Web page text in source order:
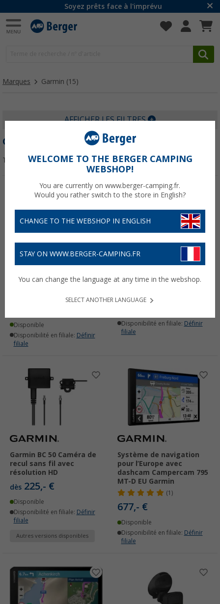
Soyez prêts face à l'imprévu
Marques Garmin (15)
AFFICHER LES FILTRES
GARMIN
Trier par :
Garmin BC40 support
cliquable à visser
Disponible
Disponibilité en filiale: Définir
filiale
Garmin BC50 câble
d'extension
69,99 €
Disponibilité en filiale: Définir
filiale
Garmin BC 50 Caméra de
recul sans fil avec
résolution HD
dès 225,- €
Disponible
Disponibilité en filiale: Définir
filiale
Autres versions disponibles
Système de navigation
pour l’Europe avec
dashcam Campercam 795
MT-D EU Garmin
(1)
677,- €
Disponible
Disponibilité en filiale: Définir
filiale
WELCOME TO THE BERGER CAMPING
WEBSHOP!
You are currently on www.berger-camping.fr.
Would you rather switch to the store in English?
CHANGE TO THE WEBSHOP IN ENGLISH
STAY ON WWW.BERGER-CAMPING.FR
You can change the language at any time in the webshop.
SELECT ANOTHER LANGUAGE